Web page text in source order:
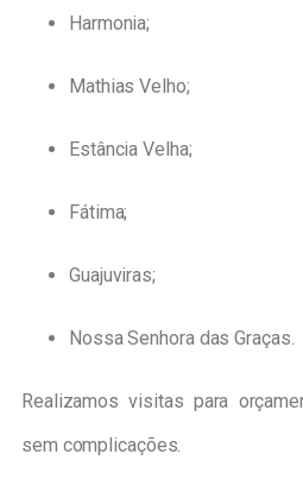
Harmonia;
Mathias Velho;
Estância Velha;
Fátima;
Guajuviras;
Nossa Senhora das Graças.
Realizamos visitas para
sem complicações.